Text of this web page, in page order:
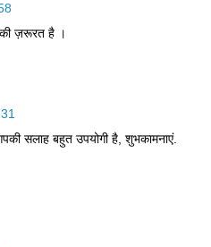
ज़रूरत है ।
सलाह बहुत उपयोगी है, शुभकामनाएं.